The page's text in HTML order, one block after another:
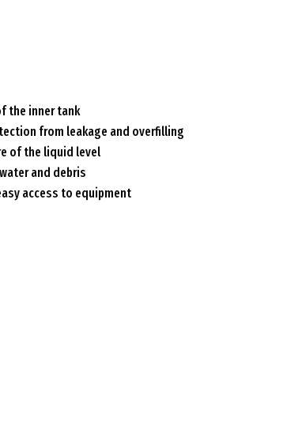
the inner tank
from leakage and overfilling
of the liquid level
and debris
access to equipment